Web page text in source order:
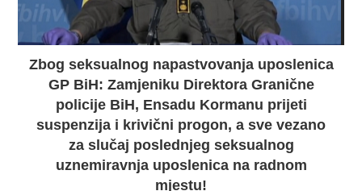
Zbog seksualnog napastvovanja uposlenica
GP BiH: Zamjeniku Direktora Granične
policije BiH, Ensadu Kormanu prijeti
suspenzija i krivični progon, a sve vezano
za slučaj poslednjeg seksualnog
uznemiravnja uposlenica na radnom
mjestu!